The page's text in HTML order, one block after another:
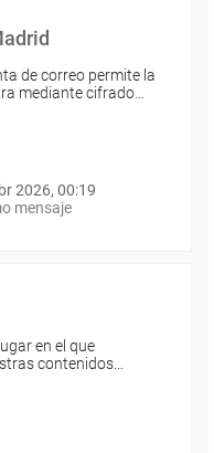
de correo permite la
mediante cifrado…
2026, 00:19
mensaje
en el que
contenidos…